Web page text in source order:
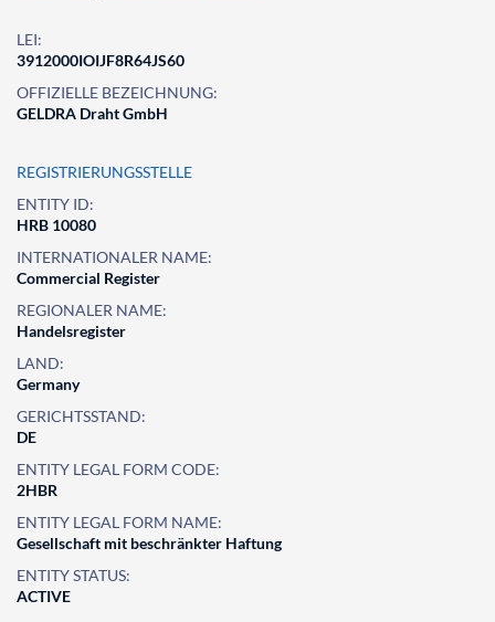
LEI:
3912000IOIJF8R64JS60
OFFIZIELLE BEZEICHNUNG:
GELDRA Draht GmbH
REGISTRIERUNGSSTELLE
ENTITY ID:
HRB 10080
INTERNATIONALER NAME:
Commercial Register
REGIONALER NAME:
Handelsregister
LAND:
Germany
GERICHTSSTAND:
DE
ENTITY LEGAL FORM CODE:
2HBR
ENTITY LEGAL FORM NAME:
Gesellschaft mit beschränkter Haftung
ENTITY STATUS:
ACTIVE